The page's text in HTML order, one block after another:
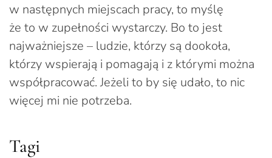
w następnych miejscach pracy, to myślę
że to w zupełności wystarczy. Bo to jest
najważniejsze – ludzie, którzy są dookoła,
którzy wspierają i pomagają i z którymi można
współpracować. Jeżeli to by się udało, to nic
więcej mi nie potrzeba.
Tagi